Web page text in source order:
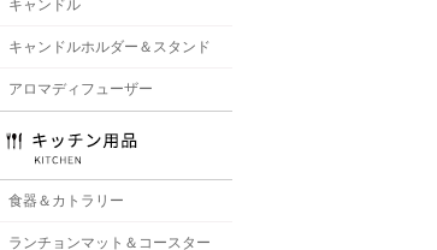
キャンドル
キャンドルホルダー＆スタンド
アロマディフューザー
食器＆カトラリー
ランチョンマット＆コースター